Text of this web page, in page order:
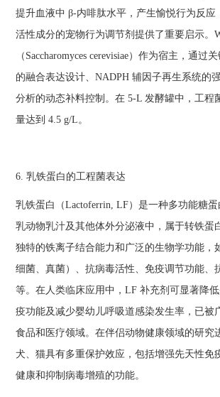
提升血液中 β-内啡肽水平，产生愉悦行为反应
活性成分的宠物行为调节剂提供了重要启示。
（Saccharomyces cerevisiae）作为宿主，通过
的融合表达设计、NADPH 辅因子再生系统的
分析的动态补料控制。在 5-L 发酵罐中，工程
量达到 4.5 g/L。
6. 乳铁蛋白的工程菌表达
乳铁蛋白（Lactoferrin, LF）是一种多功能糖
乳动物乳汁及其他体外分泌液中，属于转铁蛋
独特的铁离子结合能力和广泛的生物学功能，
细菌、真菌）、抗病毒活性、免疫调节功能、
等。在人类临床应用中，LF 补充剂可显著降
疫功能及减少婴幼儿呼吸道感染发生率，已被
食品和医疗领域。在伴侣动物健康领域的研究
犬、猫具有多重保护效应，包括增强先天性免
健康和抑制病毒增殖的功能。